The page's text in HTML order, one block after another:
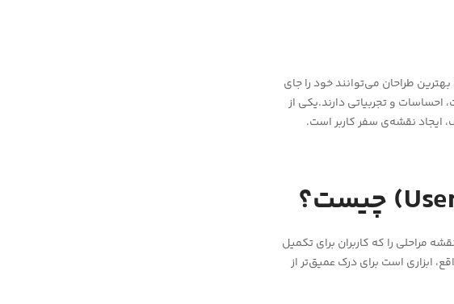
طراحان می‌توانند خود را جای
احساسات و تجربیاتی دارند.یکی از
ایجاد نقشه‌ی سفر کاربر است.
چیست؟
مراحلی را که کاربران برای تکمیل
است برای درک عمیق‌تر از